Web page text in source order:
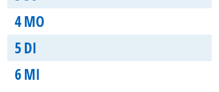
4MO
5DI
6MI